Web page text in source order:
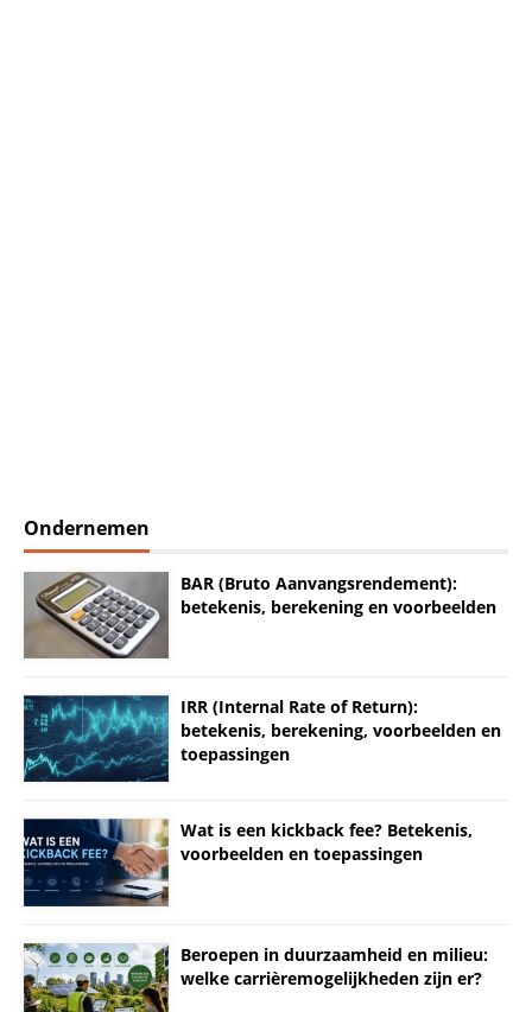
Ondernemen
BAR (Bruto Aanvangsrendement):
betekenis, berekening en voorbeelden
IRR (Internal Rate of Return):
betekenis, berekening, voorbeelden en
toepassingen
Wat is een kickback fee? Betekenis,
voorbeelden en toepassingen
Beroepen in duurzaamheid en milieu:
welke carrièremogelijkheden zijn er?